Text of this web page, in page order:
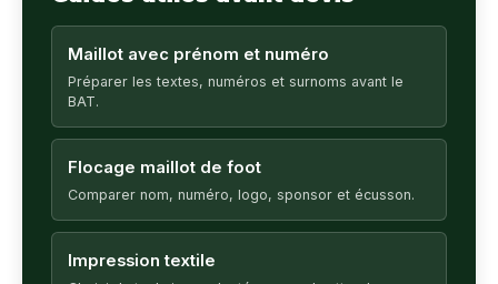
Maillot avec prénom et numéro
Préparer les textes, numéros et surnoms avant le
BAT.
Flocage maillot de foot
Comparer nom, numéro, logo, sponsor et écusson.
Impression textile